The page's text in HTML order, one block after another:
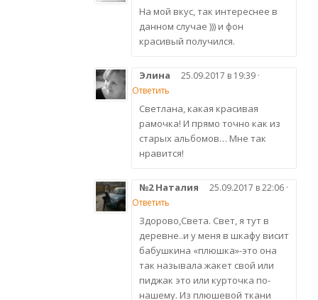
На мой вкус, так интереснее в
данном случае ))) и фон
красивый получился.
Элина
25.09.2017 в 19:39 ·
Ответить
Светлана, какая красивая
рамочка! И прямо точно как из
старых альбомов… Мне так
нравится!
№2 Наталия
25.09.2017 в 22:06 ·
Ответить
Здорово,Света. Свет, я тут в
деревне..и у меня в шкафу висит
бабушкина «плюшка»-это она
так называла жакет свой или
пиджак это или курточка по-
нашему. Из плюшевой ткани